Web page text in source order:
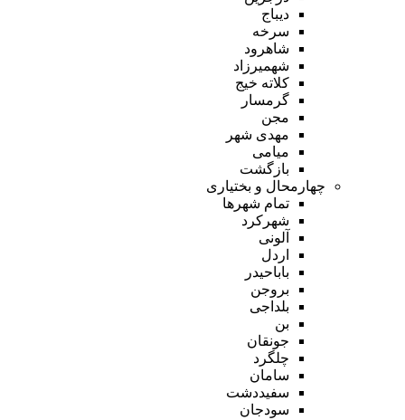
دیباج
سرخه
شاهرود
شهمیرزاد
کلاته خیج
گرمسار
مجن
مهدی شهر
میامی
بازگشت
چهارمحال و بختیاری
تمام شهر‌ها
شهرکرد
آلونی
اردل
باباحیدر
بروجن
بلداجی
بن
جونقان
چلگرد
سامان
سفیددشت
سودجان